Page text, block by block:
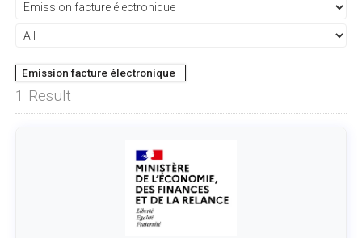
Emission facture électronique
1 Result